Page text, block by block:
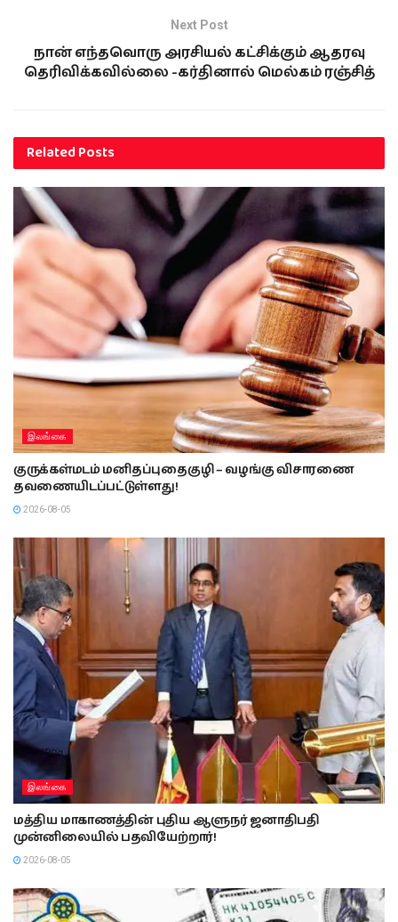
Next Post
நான் எந்தவொரு அரசியல் கட்சிக்கும் ஆதரவு
தெரிவிக்கவில்லை -கர்தினால் மெல்கம் ரஞ்சித்
RelatedPosts
இலங்கை
குருக்கள்மடம் மனிதப்புதைகுழி – வழங்கு விசாரணை
தவணையிடப்பட்டுள்ளது!
2026-08-05
இலங்கை
மத்திய மாகாணத்தின் புதிய ஆளுநர் ஜனாதிபதி
முன்னிலையில் பதவியேற்றார்!
2026-08-05